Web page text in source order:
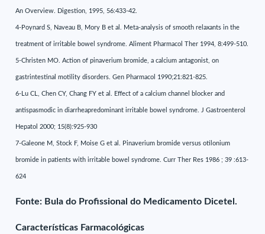
An Overview. Digestion, 1995, 56:433-42.
4-Poynard S, Naveau B, Mory B et al. Meta-analysis of smooth relaxants in the
treatment of irritable bowel syndrome. Aliment Pharmacol Ther 1994, 8:499-510.
5-Christen MO. Action of pinaverium bromide, a calcium antagonist, on
gastrintestinal motility disorders. Gen Pharmacol 1990;21:821-825.
6-Lu CL, Chen CY, Chang FY et al. Effect of a calcium channel blocker and
antispasmodic in diarrheapredominant irritable bowel syndrome. J Gastroenterol
Hepatol 2000; 15(8):925-930
7-Galeone M, Stock F, Moise G et al. Pinaverium bromide versus otilonium
bromide in patients with irritable bowel syndrome. Curr Ther Res 1986 ; 39 :613-
624
Fonte: Bula do Profissional do Medicamento Dicetel.
Características Farmacológicas